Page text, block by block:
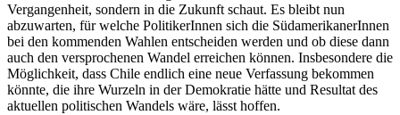
Vergangenheit, sondern in die Zukunft schaut. Es bleibt nun
abzuwarten, für welche PolitikerInnen sich die SüdamerikanerInnen
bei den kommenden Wahlen entscheiden werden und ob diese dann
auch den versprochenen Wandel erreichen können. Insbesondere die
Möglichkeit, dass Chile endlich eine neue Verfassung bekommen
könnte, die ihre Wurzeln in der Demokratie hätte und Resultat des
aktuellen politischen Wandels wäre, lässt hoffen.